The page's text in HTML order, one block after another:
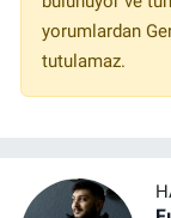
yorumlardan
tutulamaz.